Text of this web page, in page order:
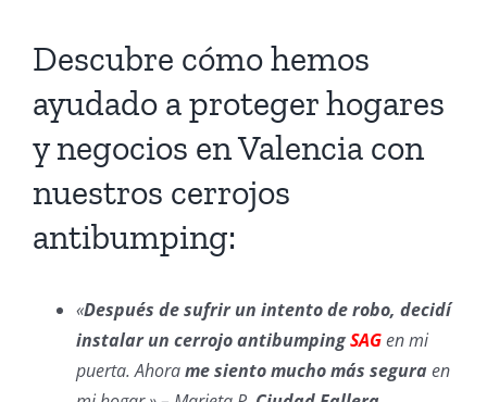
Descubre cómo hemos
ayudado a proteger hogares
y negocios en Valencia con
nuestros cerrojos
antibumping:
«Después de sufrir un intento de robo, decidí
instalar un cerrojo antibumpingSAGen mi
puerta. Ahorame siento mucho más seguraen